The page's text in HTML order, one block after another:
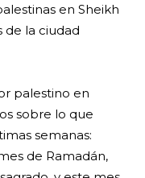
en Sheikh
de la ciudad
palestino en
sobre lo que
semanas:
de Ramadán,